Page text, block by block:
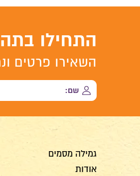
התחילו
השאירו פרטים
גמילה מסמים
אודות